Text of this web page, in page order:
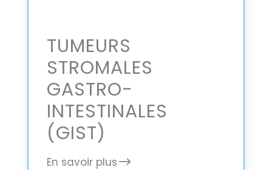
TUMEURS
STROMALES
GASTRO-
INTESTINALES
(GIST)
En savoir plus